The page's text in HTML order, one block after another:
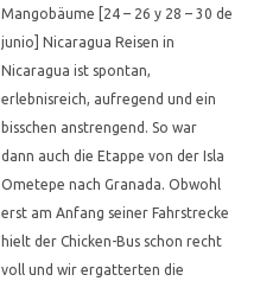
Mangobäume [24 – 26 y 28 – 30 de
junio] Nicaragua Reisen in
Nicaragua ist spontan,
erlebnisreich, aufregend und ein
bisschen anstrengend. So war
dann auch die Etappe von der Isla
Ometepe nach Granada. Obwohl
erst am Anfang seiner Fahrstrecke
hielt der Chicken-Bus schon recht
voll und wir ergatterten die